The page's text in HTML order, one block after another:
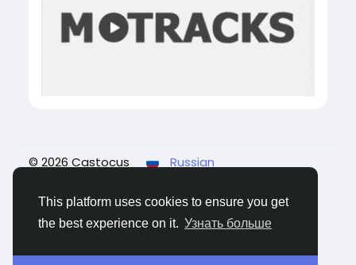
This platform uses cookies to ensure you get
the best experience on it. Узнать больше
© 2026 Castocus
Russian
Конфиденциальность Условия использования
Свяжитесь с нами